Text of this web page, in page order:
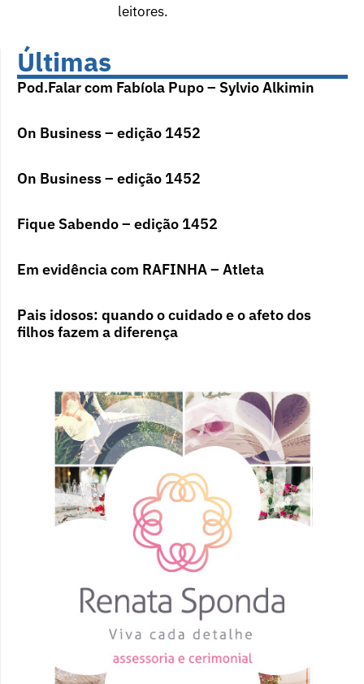
leitores.
Últimas
Pod.Falar com Fabíola Pupo – Sylvio Alkimin
On Business – edição 1452
On Business – edição 1452
Fique Sabendo – edição 1452
Em evidência com RAFINHA – Atleta
Pais idosos: quando o cuidado e o afeto dos
filhos fazem a diferença